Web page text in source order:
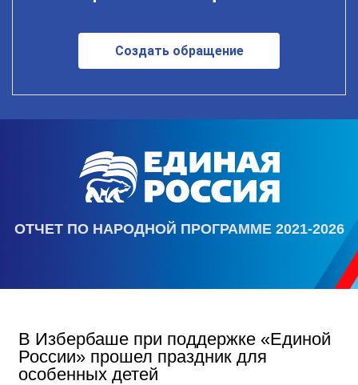
Создать обращение
ОТЧЕТ ПО НАРОДНОЙ ПРОГРАММЕ 2021-2026
В Избербаше при поддержке «Единой
России» прошел праздник для
особенных детей